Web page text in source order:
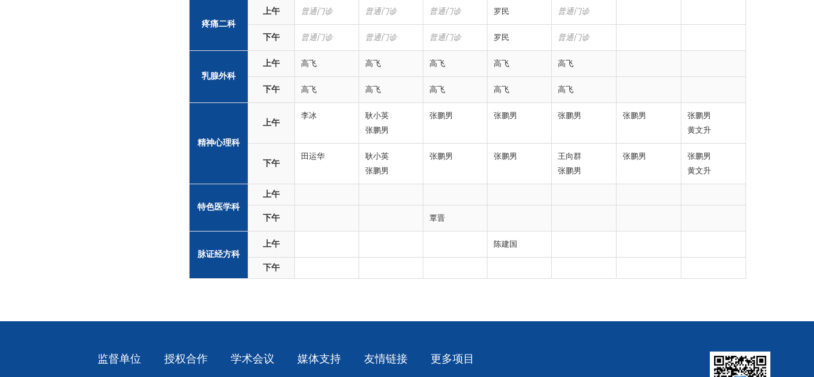
疼痛二科
上午 普通门诊 普通门诊 普通门诊 罗民 普通门诊
下午 普通门诊 普通门诊 普通门诊 罗民 普通门诊
乳腺外科
上午 高飞 高飞 高飞 高飞 高飞
下午 高飞 高飞 高飞 高飞 高飞
精神心理科
上午
李冰
耿小英
张鹏男
张鹏男 张鹏男 张鹏男 张鹏男
张鹏男
黄文升
下午
田运华
耿小英
张鹏男
张鹏男 张鹏男
王向群
张鹏男
张鹏男
张鹏男
黄文升
特色医学科
上午
下午 覃晋
脉证经方科
上午 陈建国
下午
监督单位 授权合作 学术会议 媒体支持 友情链接 更多项目